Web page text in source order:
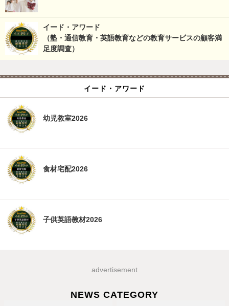
イード・アワード
（塾・通信教育・英語教育などの教育サービスの顧客満
足度調査）
イード・アワード
幼児教室2026
食材宅配2026
子供英語教材2026
advertisement
NEWS CATEGORY